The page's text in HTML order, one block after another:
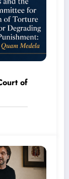
of
or